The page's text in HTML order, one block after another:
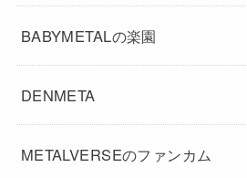
BABYMETALの楽園
DENMETA
METALVERSEのファンカム